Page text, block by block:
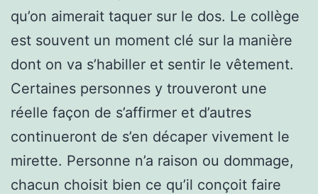
qu’on aimerait taquer sur le dos. Le collège
est souvent un moment clé sur la manière
dont on va s’habiller et sentir le vêtement.
Certaines personnes y trouveront une
réelle façon de s’affirmer et d’autres
continueront de s’en décaper vivement le
mirette. Personne n’a raison ou dommage,
chacun choisit bien ce qu’il conçoit faire